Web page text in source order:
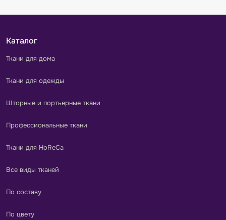
Каталог
Ткани для дома
Ткани для одежды
Шторные и портьерные ткани
Профессиональные ткани
Ткани для HoReCa
Все виды тканей
По составу
По цвету